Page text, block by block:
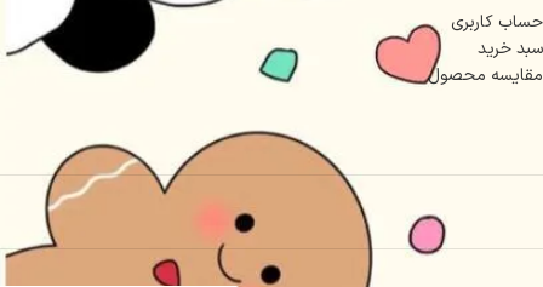
حساب کاربری
سبد خرید
مقایسه محصول